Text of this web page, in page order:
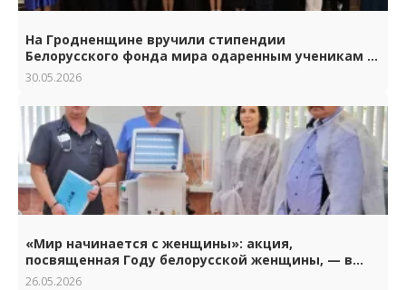
На Гродненщине вручили стипендии
Белорусского фонда мира одаренным ученикам и
студентам.
30.05.2026
«Мир начинается с женщины»: акция,
посвященная Году белорусской женщины, — в
Гродно
26.05.2026